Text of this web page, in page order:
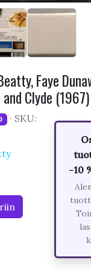
Faye
Clyde (1967)
· SKU:
-10